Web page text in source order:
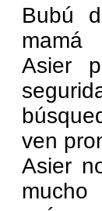
Bubú
mamá
Asier
ven
Asier